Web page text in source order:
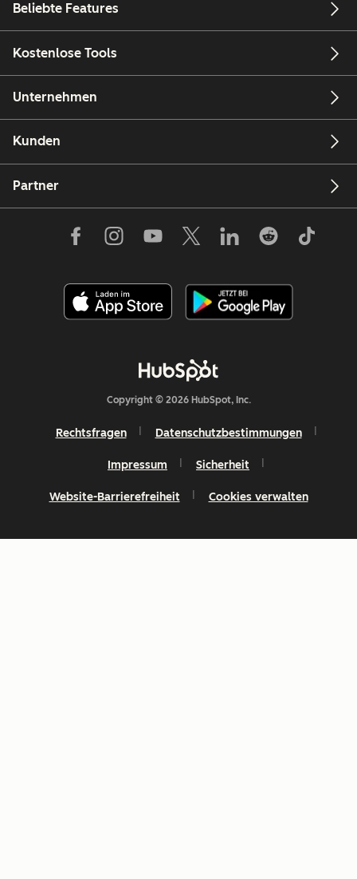
Beliebte Features
Kostenlose Tools
Unternehmen
Kunden
Partner
Copyright © 2026 HubSpot, Inc.
Rechtsfragen Datenschutzbestimmungen
Impressum Sicherheit
Website-Barrierefreiheit Cookies verwalten